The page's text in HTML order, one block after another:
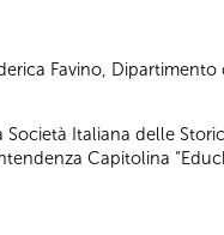
Favino,
Italiana delle
Capitolina